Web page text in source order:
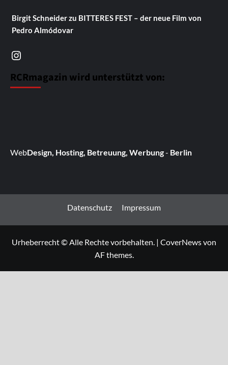
Birgit Schneiderzu BITTERES FEST – der neue Film von
Pedro Almódovar
Instagram
RCRmagazin wird unterstützt von:
WebDesign, Hosting, Betreuung, Werbung- Berlin
Datenschutz Impressum
Urheberrecht © Alle Rechte vorbehalten. | CoverNewsvon
AF themes.